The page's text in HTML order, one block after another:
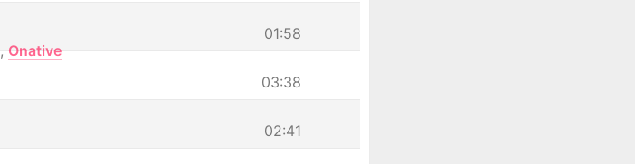
01:58
, Onative
03:38
02:41